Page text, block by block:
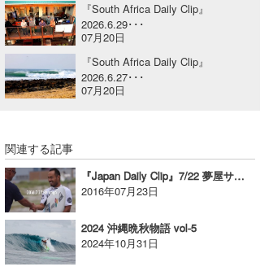
『South Africa Daily Clip』
2026.6.29･･･
07月20日
『South Africa Daily Clip』
2026.6.27･･･
07月20日
関連する記事
『Japan Daily Clip』7/22 夢屋サーフィンゲームス 田原オープンMens／Round5
2016年07月23日
2024 沖縄晩秋物語 vol-5
2024年10月31日
KY
MIN
mitz
S.K
Soulman
VAGY
waka☆=